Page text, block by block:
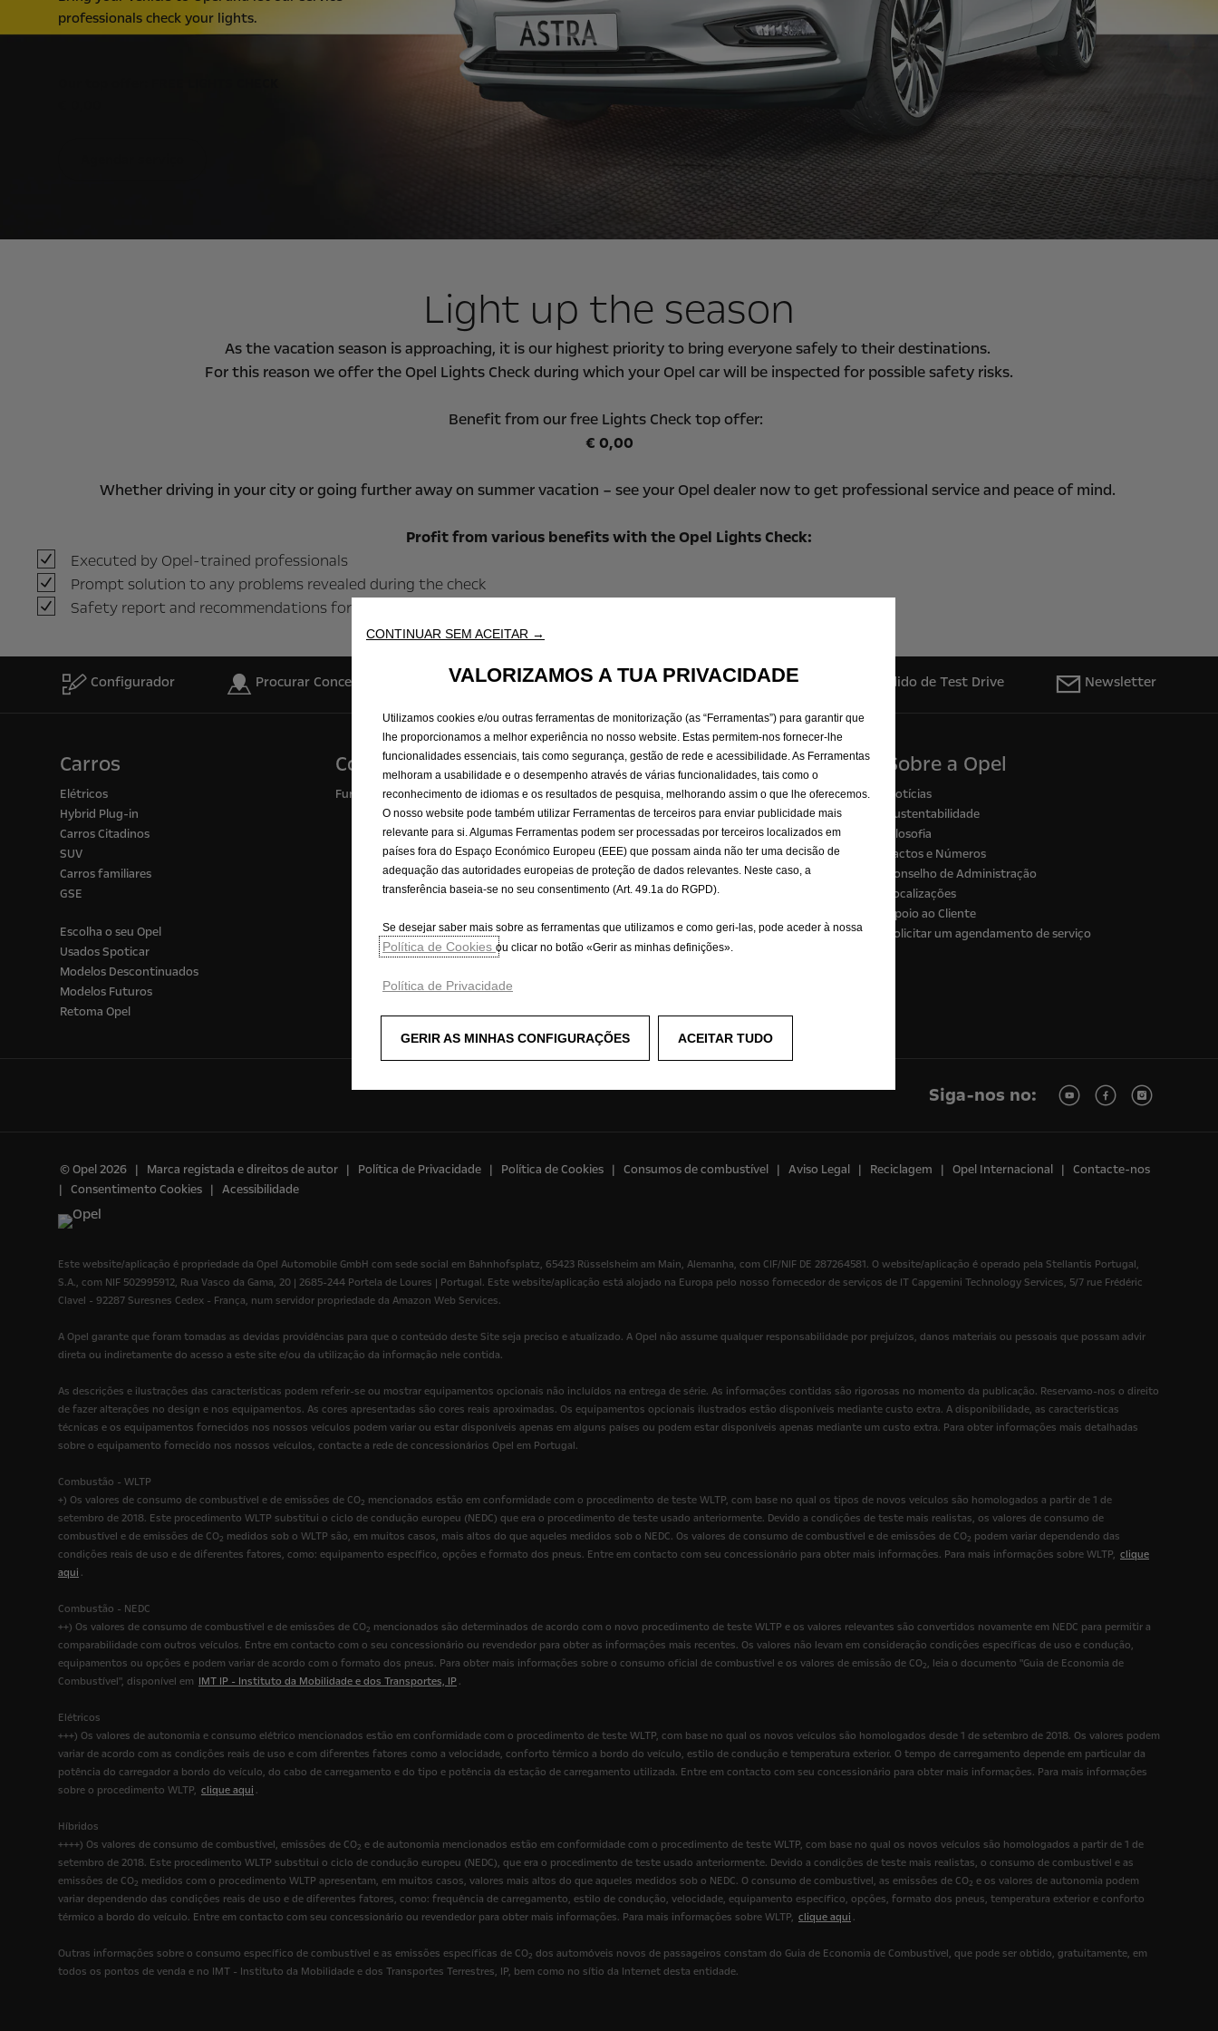
professionals check your lights.
Light up the season
As the vacation season is approaching, it is our highest priority to bring everyone safely to their destinations.
For this reason we offer the Opel Lights Check during which your Opel car will be inspected for possible safety risks.
Benefit from our free Lights Check top offer:
€ 0,00
Whether driving in your city or going further away on summer vacation – see your Opel dealer now to get professional service and peace of mind.
Profit from various benefits with the Opel Lights Check:
Executed by Opel-trained professionals
Prompt solution to any problems revealed during the check
Safety report and recommendations for keeping your Opel fit
Configurador Procurar Concessionário Pesquisar stock Pedido de Proposta Pedido de Test Drive Newsletter
Carros
Elétricos
Hybrid Plug-in
Carros Citadinos
SUV
Carros familiares
GSE
Escolha o seu Opel
Usados Spoticar
Modelos Descontinuados
Modelos Futuros
Retoma Opel
Comerciais
Furgões
Experiência Opel
E-Mobilidade
OpelConnect
Concept cars
Opel Classic
Opel Lifestyle Shop
Sobre a Opel
Notícias
Sustentabilidade
Filosofia
Factos e Números
Conselho de Administração
Localizações
Apoio ao Cliente
Solicitar um agendamento de serviço
Siga-nos no:
© Opel 2026 Marca registada e direitos de autor Política de Privacidade Política de Cookies Consumos de combustível Aviso Legal Reciclagem Opel Internacional
Contacte-nos
Consentimento Cookies
Acessibilidade
Este website/aplicação é propriedade da Opel Automobile GmbH com sede social em Bahnhofsplatz, 65423 Rüsselsheim am Main, Alemanha, com CIF/NIF DE 287264581. O website/aplicação é operado pela Stellantis Portugal,
S.A., com NIF 502995912, Rua Vasco da Gama, 20 | 2685-244 Portela de Loures | Portugal. Este website/aplicação está alojado na Europa pelo nosso fornecedor de serviços de IT Capgemini Technology Services, 5/7 rue Frédéric
Clavel - 92287 Suresnes Cedex - França, num servidor propriedade da Amazon Web Services.
A Opel garante que foram tomadas as devidas providências para que o conteúdo deste Site seja preciso e atualizado. A Opel não assume qualquer responsabilidade por prejuízos, danos materiais ou pessoais que possam advir
direta ou indiretamente do acesso a este site e/ou da utilização da informação nele contida.
As descrições e ilustrações das características podem referir-se ou mostrar equipamentos opcionais não incluídos na entrega de série. As informações contidas são rigorosas no momento da publicação. Reservamo-nos o direito
de fazer alterações no design e nos equipamentos. As cores apresentadas são cores reais aproximadas. Os equipamentos opcionais ilustrados estão disponíveis mediante custo extra. A disponibilidade, as características
técnicas e os equipamentos fornecidos nos nossos veículos podem variar ou estar disponíveis apenas em alguns países ou podem estar disponíveis apenas mediante um custo extra. Para obter informações mais detalhadas
sobre o equipamento fornecido nos nossos veículos, contacte a rede de concessionários Opel em Portugal.
Combustão - WLTP
+) Os valores de consumo de combustível e de emissões de CO2 mencionados estão em conformidade com o procedimento de teste WLTP, com base no qual os tipos de novos veículos são homologados a partir de 1 de
setembro de 2018. Este procedimento WLTP substitui o ciclo de condução europeu (NEDC) que era o procedimento de teste usado anteriormente. Devido a condições de teste mais realistas, os valores de consumo de
combustível e de emissões de CO2 medidos sob o WLTP são, em muitos casos, mais altos do que aqueles medidos sob o NEDC. Os valores de consumo de combustível e de emissões de CO2 podem variar dependendo das
condições reais de uso e de diferentes fatores, como: equipamento específico, opções e formato dos pneus. Entre em contacto com seu concessionário para obter mais informações. Para mais informações sobre WLTP, clique
aqui .
Combustão - NEDC
++) Os valores de consumo de combustível e de emissões de CO2 mencionados são determinados de acordo com o novo procedimento de teste WLTP e os valores relevantes são convertidos novamente em NEDC para permitir a
comparabilidade com outros veículos. Entre em contacto com o seu concessionário ou revendedor para obter as informações mais recentes. Os valores não levam em consideração condições específicas de uso e condução,
equipamentos ou opções e podem variar de acordo com o formato dos pneus. Para obter mais informações sobre o consumo oficial de combustível e os valores de emissão de CO2, leia o documento "Guia de Economia de
Combustível", disponível em IMT IP - Instituto da Mobilidade e dos Transportes, IP .
Elétricos
+++) Os valores de autonomia e consumo elétrico mencionados estão em conformidade com o procedimento de teste WLTP, com base no qual os novos veículos são homologados desde 1 de setembro de 2018. Os valores podem
variar de acordo com as condições reais de uso e com diferentes fatores como a velocidade, conforto térmico a bordo do veículo, estilo de condução e temperatura exterior. O tempo de carregamento depende em particular da
potência do carregador a bordo do veículo, do cabo de carregamento e do tipo e potência da estação de carregamento utilizada. Entre em contacto com seu concessionário para obter mais informações. Para mais informações
sobre o procedimento WLTP, clique aqui .
Híbridos
++++) Os valores de consumo de combustível, emissões de CO2 e de autonomia mencionados estão em conformidade com o procedimento de teste WLTP, com base no qual os novos veículos são homologados a partir de 1 de
setembro de 2018. Este procedimento WLTP substitui o ciclo de condução europeu (NEDC), que era o procedimento de teste usado anteriormente. Devido a condições de teste mais realistas, o consumo de combustível e as
emissões de CO2 medidos com o procedimento WLTP apresentam, em muitos casos, valores mais altos do que aqueles medidos sob o NEDC. O consumo de combustível, as emissões de CO2 e os valores de autonomia podem
variar dependendo das condições reais de uso e de diferentes fatores, como: frequência de carregamento, estilo de condução, velocidade, equipamento específico, opções, formato dos pneus, temperatura exterior e conforto
térmico a bordo do veículo. Entre em contacto com seu concessionário ou revendedor para obter mais informações. Para mais informações sobre WLTP, clique aqui .
Outras informações sobre o consumo específico de combustível e as emissões específicas de CO2 dos automóveis novos de passageiros constam do Guia de Economia de Combustível, que pode ser obtido, gratuitamente, em
todos os pontos de venda e no IMT - Instituto da Mobilidade e dos Transportes Terrestres, IP, bem como no sítio da Internet desta entidade.
CONTINUAR SEM ACEITAR →
VALORIZAMOS A TUA PRIVACIDADE
Utilizamos cookies e/ou outras ferramentas de monitorização (as “Ferramentas”) para garantir que
lhe proporcionamos a melhor experiência no nosso website. Estas permitem-nos fornecer-lhe
funcionalidades essenciais, tais como segurança, gestão de rede e acessibilidade. As Ferramentas
melhoram a usabilidade e o desempenho através de várias funcionalidades, tais como o
reconhecimento de idiomas e os resultados de pesquisa, melhorando assim o que lhe oferecemos.
O nosso website pode também utilizar Ferramentas de terceiros para enviar publicidade mais
relevante para si. Algumas Ferramentas podem ser processadas por terceiros localizados em
países fora do Espaço Económico Europeu (EEE) que possam ainda não ter uma decisão de
adequação das autoridades europeias de proteção de dados relevantes. Neste caso, a
transferência baseia-se no seu consentimento (Art. 49.1a do RGPD).
Se desejar saber mais sobre as ferramentas que utilizamos e como geri-las, pode aceder à nossa
Política de Cookies ou clicar no botão «Gerir as minhas definições».
Política de Privacidade
GERIR AS MINHAS CONFIGURAÇÕES ACEITAR TUDO